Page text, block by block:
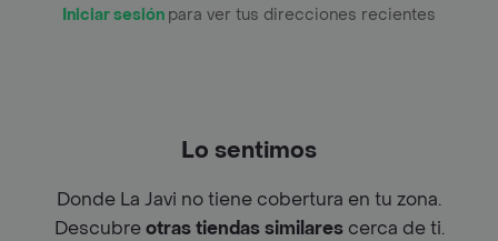
Iniciar sesión para ver tus direcciones recientes
Lo sentimos
Donde La Javi no tiene cobertura en tu zona.
Descubreotras tiendas similarescerca de ti.